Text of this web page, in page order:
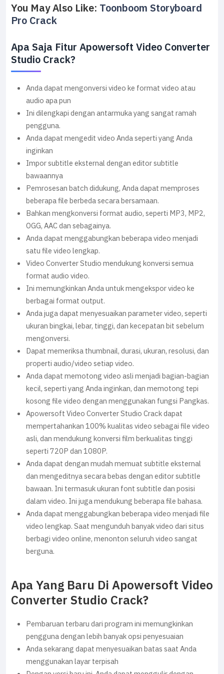
You May Also Like: Toonboom Storyboard
Pro Crack
Apa Saja Fitur Apowersoft Video Converter
Studio Crack?
Anda dapat mengonversi video ke format video atau
audio apa pun
Ini dilengkapi dengan antarmuka yang sangat ramah
pengguna.
Anda dapat mengedit video Anda seperti yang Anda
inginkan
Impor subtitle eksternal dengan editor subtitle
bawaannya
Pemrosesan batch didukung, Anda dapat memproses
beberapa file berbeda secara bersamaan.
Bahkan mengkonversi format audio, seperti MP3, MP2,
OGG, AAC dan sebagainya.
Anda dapat menggabungkan beberapa video menjadi
satu file video lengkap.
Video Converter Studio mendukung konversi semua
format audio video.
Ini memungkinkan Anda untuk mengekspor video ke
berbagai format output.
Anda juga dapat menyesuaikan parameter video, seperti
ukuran bingkai, lebar, tinggi, dan kecepatan bit sebelum
mengonversi.
Dapat memeriksa thumbnail, durasi, ukuran, resolusi, dan
properti audio/video setiap video.
Anda dapat memotong video asli menjadi bagian-bagian
kecil, seperti yang Anda inginkan, dan memotong tepi
kosong file video dengan menggunakan fungsi Pangkas.
Apowersoft Video Converter Studio Crack dapat
mempertahankan 100% kualitas video sebagai file video
asli, dan mendukung konversi film berkualitas tinggi
seperti 720P dan 1080P.
Anda dapat dengan mudah memuat subtitle eksternal
dan mengeditnya secara bebas dengan editor subtitle
bawaan. Ini termasuk ukuran font subtitle dan posisi
dalam video. Ini juga mendukung beberapa file bahasa.
Anda dapat menggabungkan beberapa video menjadi file
video lengkap. Saat mengunduh banyak video dari situs
berbagi video online, menonton seluruh video sangat
berguna.
Apa Yang Baru Di Apowersoft Video
Converter Studio Crack?
Pembaruan terbaru dari program ini memungkinkan
pengguna dengan lebih banyak opsi penyesuaian
Anda sekarang dapat menyesuaikan batas saat Anda
menggunakan layar terpisah